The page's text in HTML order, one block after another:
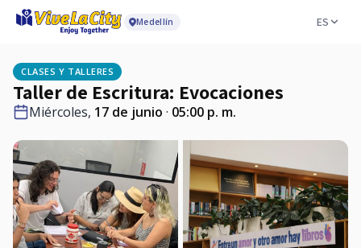
Medellín ES
CLASES Y TALLERES
Taller de Escritura: Evocaciones
Miércoles, 17 de junio · 05:00 p. m.